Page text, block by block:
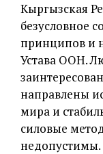
Кыргызская
безусловное
принципов и
Устава ООН.
направлены
мира и
силовые
недопустимы.